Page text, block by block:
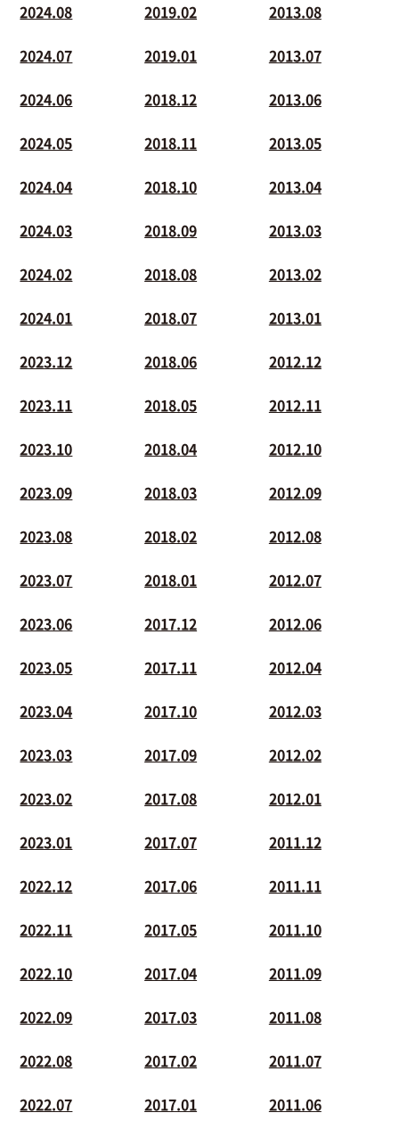
2024.08
2024.07
2024.06
2024.05
2024.04
2024.03
2024.02
2024.01
2023.12
2023.11
2023.10
2023.09
2023.08
2023.07
2023.06
2023.05
2023.04
2023.03
2023.02
2023.01
2022.12
2022.11
2022.10
2022.09
2022.08
2022.07
2019.02
2019.01
2018.12
2018.11
2018.10
2018.09
2018.08
2018.07
2018.06
2018.05
2018.04
2018.03
2018.02
2018.01
2017.12
2017.11
2017.10
2017.09
2017.08
2017.07
2017.06
2017.05
2017.04
2017.03
2017.02
2017.01
2013.08
2013.07
2013.06
2013.05
2013.04
2013.03
2013.02
2013.01
2012.12
2012.11
2012.10
2012.09
2012.08
2012.07
2012.06
2012.04
2012.03
2012.02
2012.01
2011.12
2011.11
2011.10
2011.09
2011.08
2011.07
2011.06